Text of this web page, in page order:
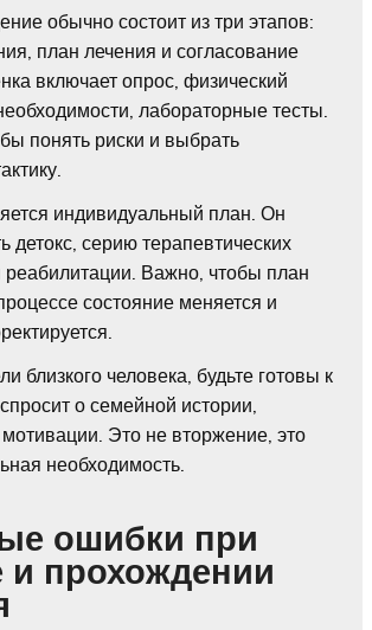
обычно состоит из три этапов:
план лечения и согласование
включает опрос, физический
лабораторные тесты.
понять риски и выбрать
индивидуальный план. Он
детокс, серию терапевтических
реабилитации. Важно, чтобы план
состояние меняется и
близкого человека, будьте готовы к
о семейной истории,
Это не вторжение, это
необходимость.
ошибки при
прохождении